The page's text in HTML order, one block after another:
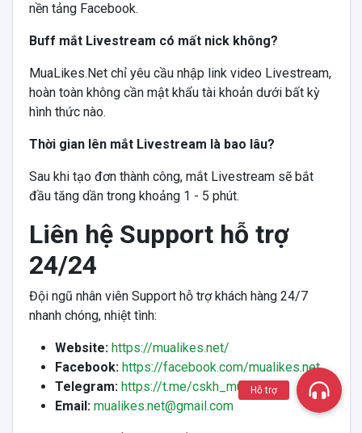
nền tảng Facebook.
Buff mắt Livestream có mất nick không?
MuaLikes.Net chỉ yêu cầu nhập link video Livestream,
hoàn toàn không cần mật khẩu tài khoản dưới bất kỳ
hình thức nào.
Thời gian lên mắt Livestream là bao lâu?
Sau khi tạo đơn thành công, mắt Livestream sẽ bắt
đầu tăng dần trong khoảng 1 - 5 phút.
Liên hệ Support hỗ trợ
24/24
Đội ngũ nhân viên Support hỗ trợ khách hàng 24/7
nhanh chóng, nhiệt tình:
Website: https://mualikes.net/
Facebook: https://facebook.com/mualikes.net
Telegram: https://t.me/cskh_mualikes
Email: mualikes.net@gmail.com
Hỗ trợ